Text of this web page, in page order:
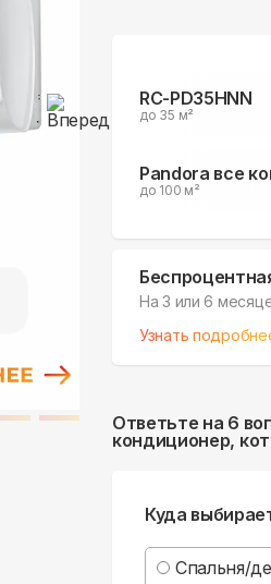
RC-PD35HNN
до 35 м²
Pandora все
до 100 м²
На 3 или 6
Узнать
Ответьте на 6
кондиционер,
Куда
Спальня/